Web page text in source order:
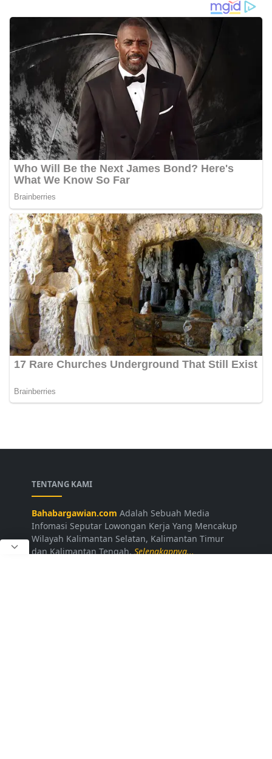
TENTANG KAMI
Bahabargawian.com Adalah Sebuah Media
Infomasi Seputar Lowongan Kerja Yang Mencakup
Wilayah Kalimantan Selatan, Kalimantan Timur
dan Kalimantan Tengah.Selengkapnya...